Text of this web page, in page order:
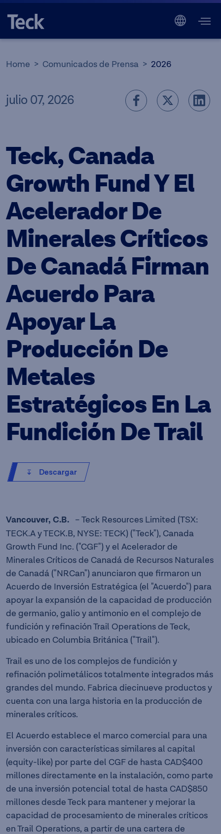
Home Comunicados de Prensa 2026
julio 07, 2026
Teck, Canada
Growth Fund Y El
Acelerador De
Minerales Críticos
De Canadá Firman
Acuerdo Para
Apoyar La
Producción De
Metales
Estratégicos En La
Fundición De Trail
Descargar
Vancouver, C.B.
– Teck Resources Limited (TSX:
TECK.A y TECK.B, NYSE: TECK) ("Teck"), Canada
Growth Fund Inc. ("CGF") y el Acelerador de
Minerales Críticos de Canadá de Recursos Naturales
de Canadá ("NRCan") anunciaron que firmaron un
Acuerdo de Inversión Estratégica (el "Acuerdo") para
apoyar la expansión de la capacidad de producción
de germanio, galio y antimonio en el complejo de
fundición y refinación Trail Operations de Teck,
ubicado en Columbia Británica ("Trail").
Trail es uno de los complejos de fundición y
refinación polimetálicos totalmente integrados más
grandes del mundo. Fabrica diecinueve productos y
cuenta con una larga historia en la producción de
minerales críticos.
El Acuerdo establece el marco comercial para una
inversión con características similares al capital
(equity-like) por parte del CGF de hasta CAD$400
millones directamente en la instalación, como parte
de una inversión potencial total de hasta CAD$850
millones desde Teck para mantener y mejorar la
capacidad de procesamiento de minerales críticos
en Trail Operations, a partir de una cartera de